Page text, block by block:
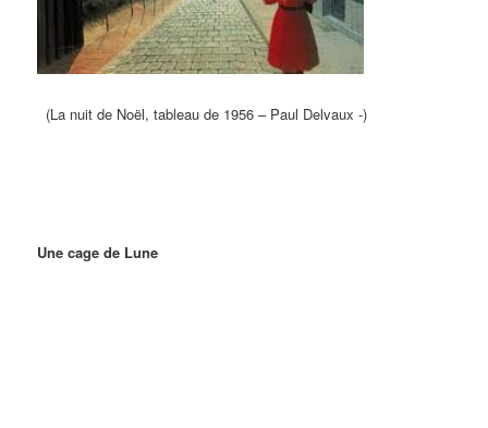
(La nuit de Noël, tableau de 1956 – Paul Delvaux -)
Une cage de Lune